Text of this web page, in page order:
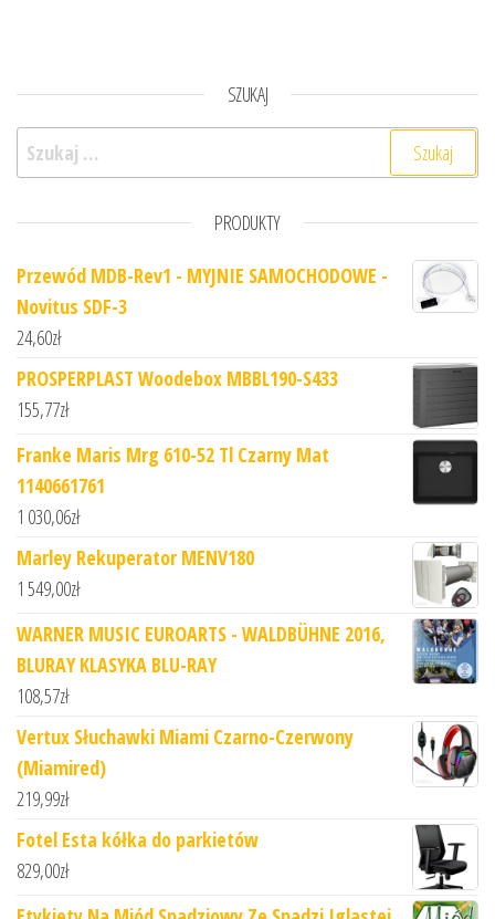
SZUKAJ
Szukaj:
PRODUKTY
Przewód MDB-Rev1 - MYJNIE SAMOCHODOWE -
Novitus SDF-3
24,60zł
PROSPERPLAST Woodebox MBBL190-S433
155,77zł
Franke Maris Mrg 610-52 Tl Czarny Mat
1140661761
1 030,06zł
Marley Rekuperator MENV180
1 549,00zł
WARNER MUSIC EUROARTS - WALDBÜHNE 2016,
BLURAY KLASYKA BLU-RAY
108,57zł
Vertux Słuchawki Miami Czarno-Czerwony
(Miamired)
219,99zł
Fotel Esta kółka do parkietów
829,00zł